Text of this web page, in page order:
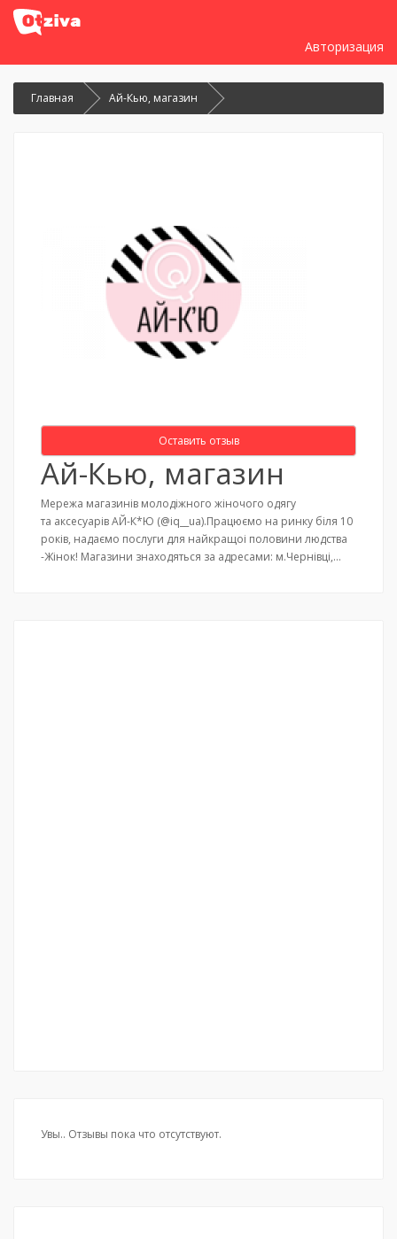
Авторизация
Главная Ай-Кью, магазин
Оставить отзыв
Ай-Кью, магазин
Мережа магазинів молодіжного жіночого одягу
та аксесуарів АЙ-К*Ю (@iq__ua).Працюємо на ринку біля 10
років, надаємо послуги для найкращоі половини людства
-Жінок! Магазини знаходяться за адресами: м.Чернівці,…
Увы.. Отзывы пока что отсутствуют.